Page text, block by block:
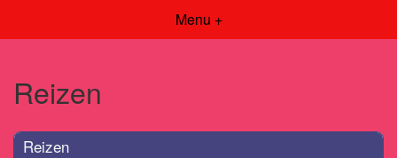
Menu +
Reizen
Reizen